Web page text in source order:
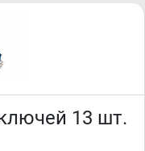
13 шт.